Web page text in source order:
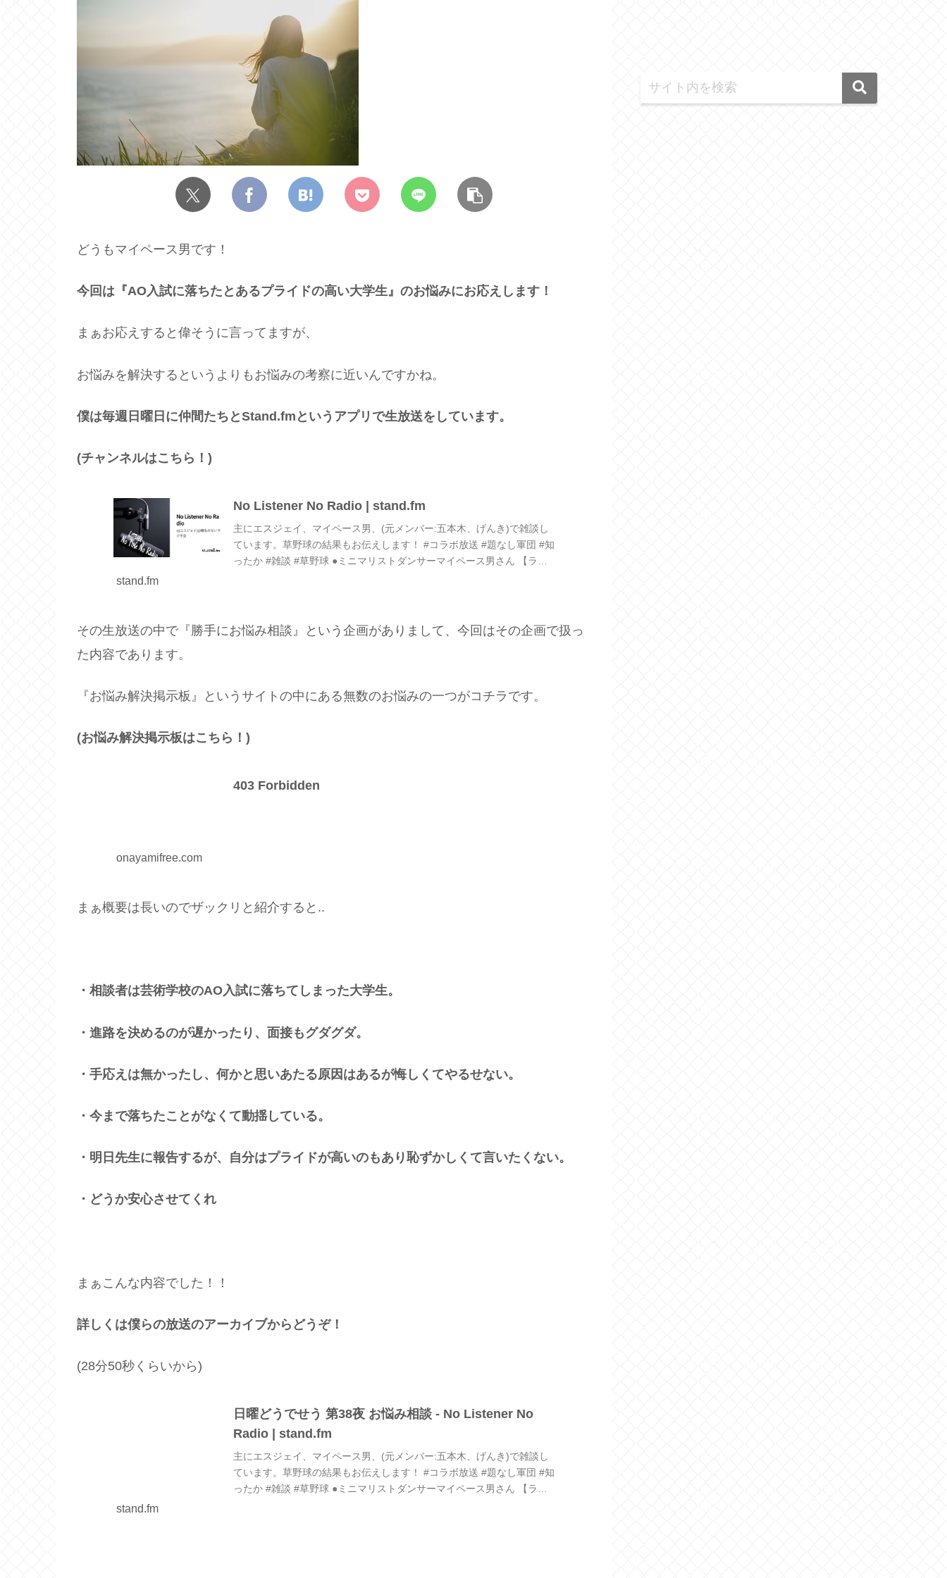
どうもマイペース男です！
今回は『AO入試に落ちたとあるプライドの高い大学生』のお悩みにお応えします！
まぁお応えすると偉そうに言ってますが、
お悩みを解決するというよりもお悩みの考察に近いんですかね。
僕は毎週日曜日に仲間たちとStand.fm というアプリで生放送をしています。
(チャンネルはこちら！ )
No Listener No Radio | stand.fm
主にエスジェイ、マイペース男、(元メンバー:五本木、げんき)で雑談し
ています。草野球の結果もお伝えします！ #コラボ放送 #題なし軍団 #知
ったか #雑談 #草野球 ●ミニマリストダンサーマイペース男さん 【ラジ
stand.fm
その生放送の中で『勝手にお悩み相談』という企画がありまして、今回はその企画で扱っ
た内容であります。
『お悩み解決掲示板』というサイトの中にある無数のお悩みの一つがコチラです。
(お悩み解決掲示板はこちら！ )
403 Forbidden
onayamifree.com
まぁ概要は長いのでザックリと紹介すると ..
・相談者は芸術学校のAO入試に落ちてしまった大学生。
・進路を決めるのが遅かったり、面接もグダグダ。
・手応えは無かったし、何かと思いあたる原因はあるが悔しくてやるせない。
・今まで落ちたことがなくて動揺している。
・明日先生に報告するが、自分はプライドが高いのもあり恥ずかしくて言いたくない。
・どうか安心させてくれ
まぁこんな内容でした！！
詳しくは僕らの放送のアーカイブからどうぞ！
(28分50秒くらいから)
日曜どうでせう 第38夜 お悩み相談 - No Listener No
Radio | stand.fm
主にエスジェイ、マイペース男、(元メンバー:五本木、げんき)で雑談し
ています。草野球の結果もお伝えします！ #コラボ放送 #題なし軍団 #知
ったか #雑談 #草野球 ●ミニマリストダンサーマイペース男さん 【ラジ
stand.fm